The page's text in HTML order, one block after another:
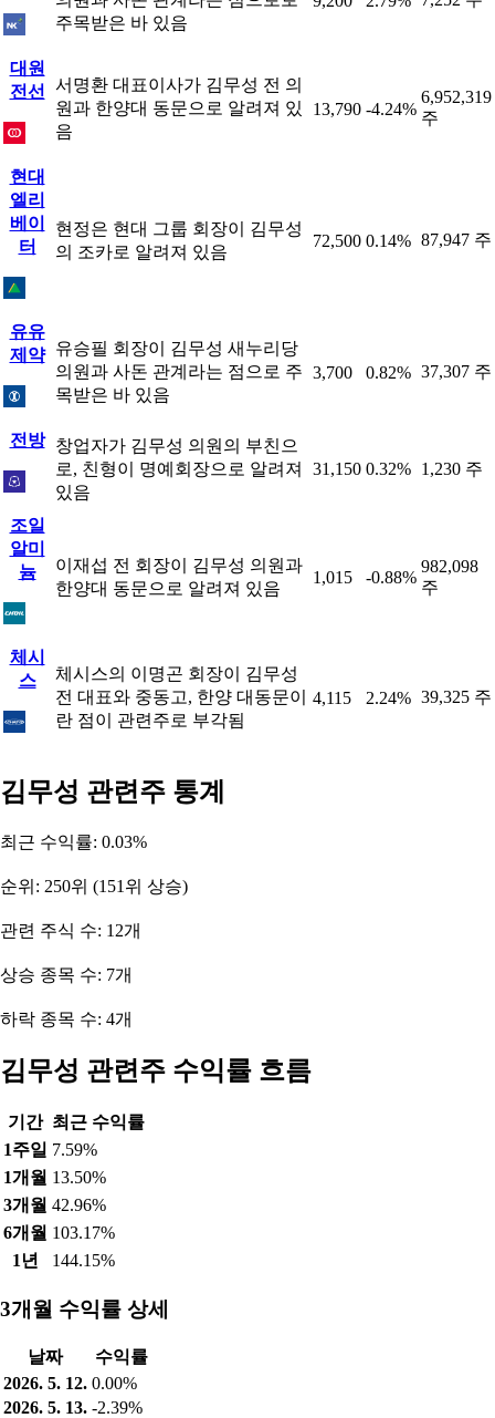
주목받은 바 있음
대원
전선
서명환 대표이사가 김무성 전 의
원과 한양대 동문으로 알려져 있
음
13,790 -4.24%
6,952,319
주
현대
엘리
베이
터
현정은 현대 그룹 회장이 김무성
의 조카로 알려져 있음
72,500 0.14% 87,947 주
유유
제약
유승필 회장이 김무성 새누리당
의원과 사돈 관계라는 점으로 주
목받은 바 있음
3,700 0.82% 37,307 주
전방
창업자가 김무성 의원의 부친으
로, 친형이 명예회장으로 알려져
있음
31,150 0.32% 1,230 주
조일
알미
늄
이재섭 전 회장이 김무성 의원과
한양대 동문으로 알려져 있음
1,015 -0.88%
982,098
주
체시
스
체시스의 이명곤 회장이 김무성
전 대표와 중동고, 한양 대동문이
란 점이 관련주로 부각됨
4,115 2.24% 39,325 주
김무성 관련주 통계
최근 수익률: 0.03%
순위: 250위 (151위 상승)
관련 주식 수: 12개
상승 종목 수: 7개
하락 종목 수: 4개
김무성 관련주 수익률 흐름
기간 최근 수익률
1주일 7.59%
1개월 13.50%
3개월 42.96%
6개월 103.17%
1년
144.15%
3개월 수익률 상세
날짜
수익률
2026. 5. 12. 0.00%
2026. 5. 13. -2.39%